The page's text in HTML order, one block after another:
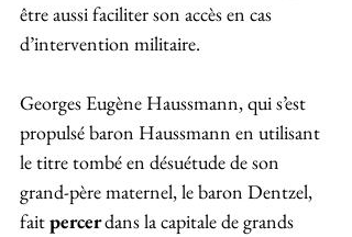
être aussi faciliter son accès en cas
d’intervention militaire.
Georges Eugène Haussmann, qui s’est
propulsé baron Haussmann en utilisant
le titre tombé en désuétude de son
grand-père maternel, le baron Dentzel,
fait percer dans la capitale de grands